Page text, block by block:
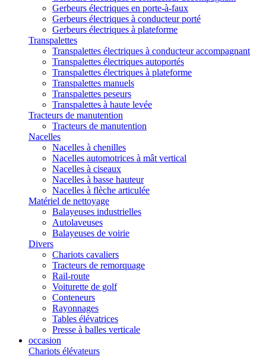
Gerbeurs électriques en porte-à-faux
Gerbeurs électriques à conducteur porté
Gerbeurs électriques à plateforme
Transpalettes
Transpalettes électriques à conducteur accompagnant
Transpalettes électriques autoportés
Transpalettes électriques à plateforme
Transpalettes manuels
Transpalettes peseurs
Transpalettes à haute levée
Tracteurs de manutention
Tracteurs de manutention
Nacelles
Nacelles à chenilles
Nacelles automotrices à mât vertical
Nacelles à ciseaux
Nacelles à basse hauteur
Nacelles à flèche articulée
Matériel de nettoyage
Balayeuses industrielles
Autolaveuses
Balayeuses de voirie
Divers
Chariots cavaliers
Tracteurs de remorquage
Rail-route
Voiturette de golf
Conteneurs
Rayonnages
Tables élévatrices
Presse à balles verticale
occasion
Chariots élévateurs